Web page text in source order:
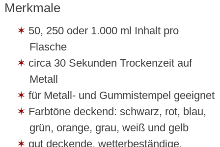
Merkmale
50, 250 oder 1.000 ml Inhalt pro
Flasche
circa 30 Sekunden Trockenzeit auf
Metall
für Metall- und Gummistempel geeignet
Farbtöne deckend: schwarz, rot, blau,
grün, orange, grau, weiß und gelb
gut deckende, wetterbeständige,